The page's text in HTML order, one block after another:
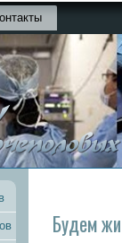
Будем